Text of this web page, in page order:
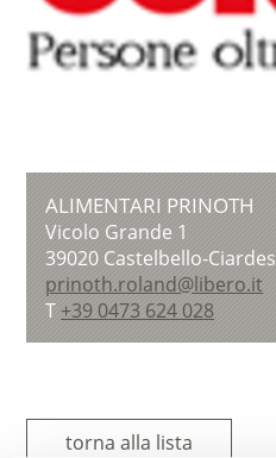
ALIMENTARI PRINOTH
Vicolo Grande 1
39020 Castelbello-Ciardes
prinoth.roland@libero.it
T +39 0473 624 028
torna alla lista